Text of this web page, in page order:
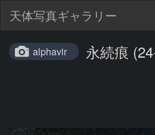
天体写真ギャラリー
alphavir 永続痕